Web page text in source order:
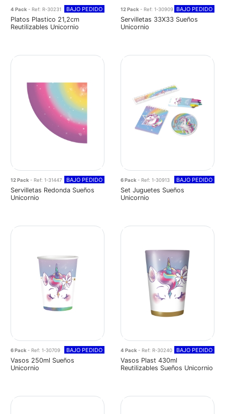
4 Pack- Ref: R-30231 BAJO PEDIDO
Platos Plastico 21,2cm
Reutilizables Unicornio
12 Pack- Ref: 1-30909 BAJO PEDIDO
Servilletas 33X33 Sueños
Unicornio
12 Pack - Ref: 1-31447 BAJO PEDIDO
Servilletas Redonda Sueños
Unicornio
6 Pack - Ref: 1-30913 BAJO PEDIDO
Set Juguetes Sueños
Unicornio
6 Pack- Ref: 1-30709 BAJO PEDIDO
Vasos 250ml Sueños
Unicornio
4 Pack- Ref: R-30240 BAJO PEDIDO
Vasos Plast 430ml
Reutilizables Sueños Unicornio